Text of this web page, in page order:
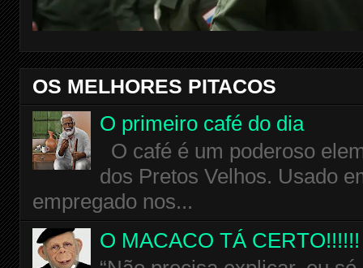
OS MELHORES PITACOS
O primeiro café do dia
O café é um poderoso
dos Pretos Velhos. Usado
empregado nos...
O MACACO TÁ CERTO!!!!!!